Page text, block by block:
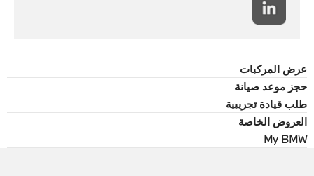
عرض المركبات
حجز موعد صيانة
طلب قيادة تجريبية
العروض الخاصة
My BMW